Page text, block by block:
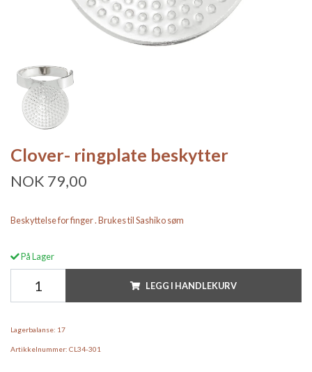
Clover- ringplate beskytter
NOK 79,00
Beskyttelse for finger . Brukes til Sashiko søm
På Lager
LEGG I HANDLEKURV
Lagerbalanse: 17
Artikkelnummer: CL34-301